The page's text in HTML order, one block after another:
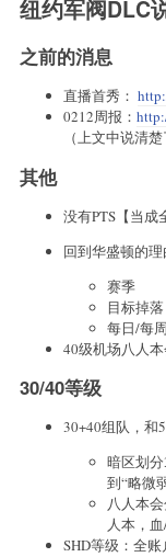
纽约军阀DLC
之前的消息
直播首秀：
0212周报：
（上文中说清
其他
没有PTS【当成
回到华盛顿的理
赛季
目标掉落
每日/每
40级机场八人
30/40等级
30+40组队，和
暗区划
到“略微
八人本
人本，
SHD等级：全